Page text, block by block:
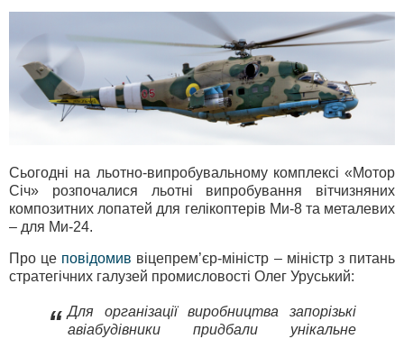
Сьогодні на льотно-випробувальному комплексі «Мотор
Січ» розпочалися льотні випробування вітчизняних
композитних лопатей для гелікоптерів Ми-8 та металевих
– для Ми-24.
Про це повідомив віцепрем’єр-міністр – міністр з питань
стратегічних галузей промисловості Олег Уруський:
“ Для організації виробництва запорізькі
авіабудівники придбали унікальне